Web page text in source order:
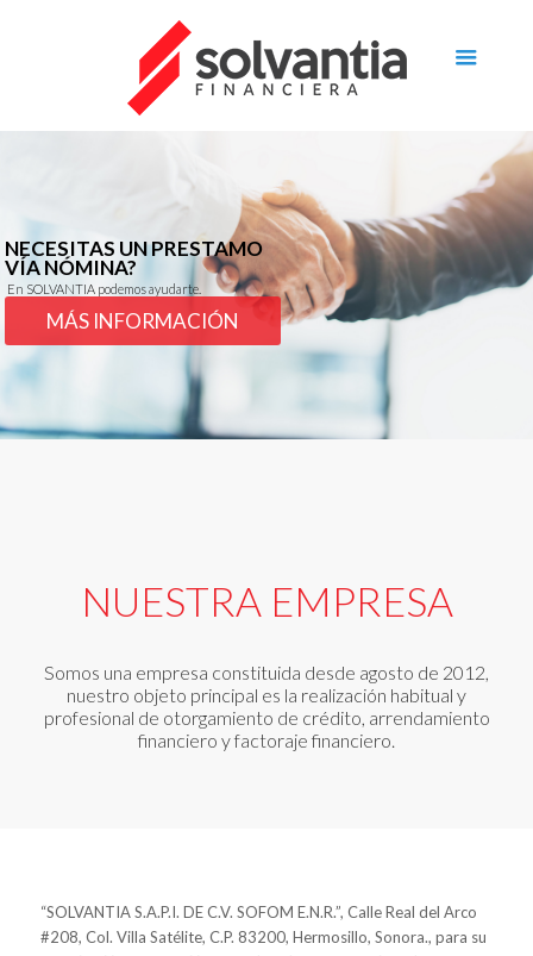
NECESITAS UN PRESTAMO
VÍA NÓMINA?
En SOLVANTIA podemos ayudarte.
MÁS INFORMACIÓN
NUESTRA EMPRESA
Somos una empresa constituida desde agosto de 2012,
nuestro objeto principal es la realización habitual y
profesional de otorgamiento de crédito, arrendamiento
financiero y factoraje financiero.
“SOLVANTIA S.A.P.I. DE C.V. SOFOM E.N.R.”, Calle Real del Arco
#208, Col. Villa Satélite, C.P. 83200, Hermosillo, Sonora., para su